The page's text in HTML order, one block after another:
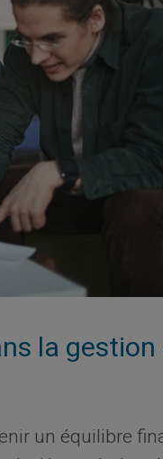
la gestion
un équilibre